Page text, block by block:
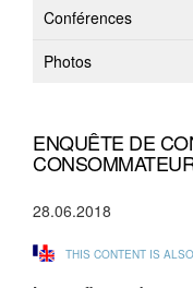
Conférences
Photos
ENQUÊTE DE
28.06.2018
THIS CONTENT IS